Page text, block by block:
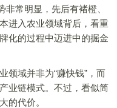
非常明显，先后有褚橙、
进入农业领域背后，看重
化的过程中迈进中的掘金
域并非为“赚快钱”，而
业链模式。不过，看似简
的代价。